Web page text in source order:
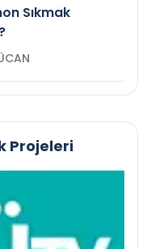
Sıkmak
Projeleri